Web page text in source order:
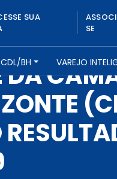
SUA
SE
CDL/BH VAREJO
DA